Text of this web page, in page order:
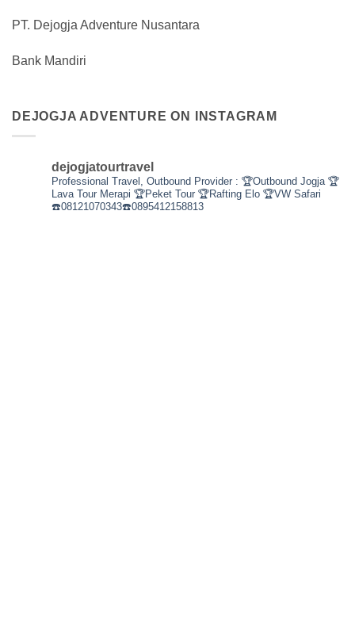
PT. Dejogja Adventure Nusantara
Bank Mandiri
DEJOGJA ADVENTURE ON INSTAGRAM
dejogjatourtravel
Professional Travel, Outbound Provider : 🏆Outbound Jogja 🏆
Lava Tour Merapi 🏆Peket Tour 🏆Rafting Elo 🏆VW Safari
☎️08121070343☎️0895412158813